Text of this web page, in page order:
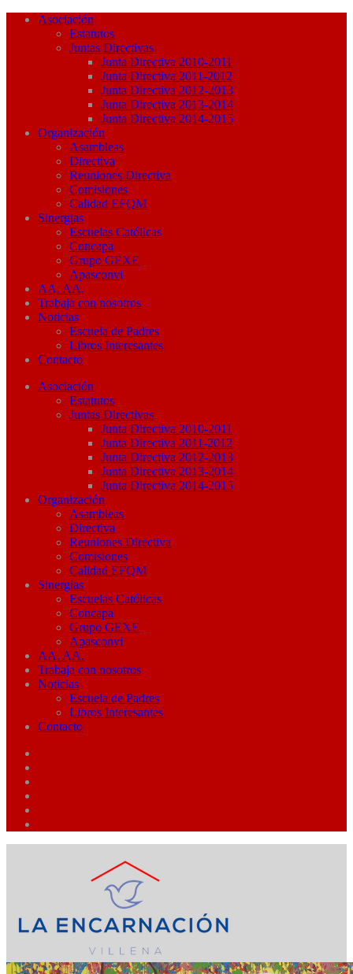
Asociación
Estatutos
Juntas Directivas
Junta Directiva 2010-2011
Junta Directiva 2011-2012
Junta Directiva 2012-2013
Junta Directiva 2013-2014
Junta Directiva 2014-2015
Organización
Asambleas
Directiva
Reuniones Directiva
Comisiones
Calidad EFQM
Sinergias
Escuelas Católicas
Concapa
Grupo GEXE
Apasconvi
AA. AA.
Trabaja con nosotros
Noticias
Escuela de Padres
Libros Interesantes
Contacto
Asociación
Estatutos
Juntas Directivas
Junta Directiva 2010-2011
Junta Directiva 2011-2012
Junta Directiva 2012-2013
Junta Directiva 2013-2014
Junta Directiva 2014-2015
Organización
Asambleas
Directiva
Reuniones Directiva
Comisiones
Calidad EFQM
Sinergias
Escuelas Católicas
Concapa
Grupo GEXE
Apasconvi
AA. AA.
Trabaja con nosotros
Noticias
Escuela de Padres
Libros Interesantes
Contacto